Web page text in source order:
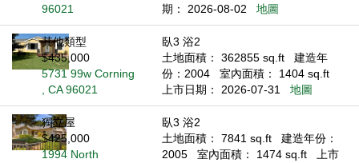
96021
期： 2026-08-02
地圖
其他類型
$435,000
5731 99w Corning
, CA 96021
臥3 浴2
土地面積： 362855 sq.ft
建造年
份：2004
室內面積： 1404 sq.ft
上市日期： 2026-07-31
地圖
獨立屋
$425,000
1994 North
臥3 浴2
土地面積： 7841 sq.ft
建造年份：
2005
室內面積： 1474 sq.ft
上市